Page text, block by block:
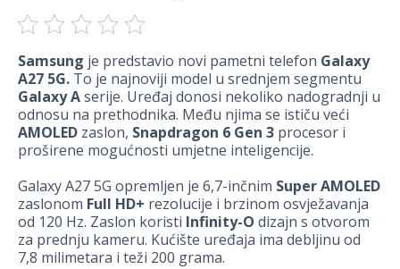
Samsung je predstavio novi pametni telefon Galaxy
A27 5G. To je najnoviji model u srednjem segmentu
Galaxy Aserije. Uređaj donosi nekoliko nadogradnji u
odnosu na prethodnika. Među njima se ističu veći
AMOLED zaslon, Snapdragon 6 Gen 3 procesor i
proširene mogućnosti umjetne inteligencije.
Galaxy A27 5G opremljen je 6,7-inčnim Super AMOLED
zaslonom Full HD+ rezolucije i brzinom osvježavanja
od 120 Hz. Zaslon koristi Infinity-O dizajn s otvorom
za prednju kameru. Kućište uređaja ima debljinu od
7,8 milimetara i teži 200 grama.